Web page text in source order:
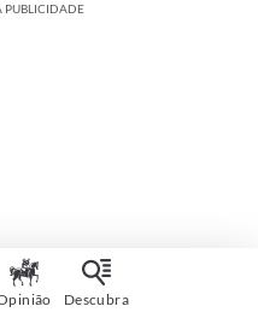
PUBLICIDADE
Descubra